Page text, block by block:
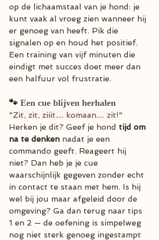
op de lichaamstaal van je hond: je
kunt vaak al vroeg zien wanneer hij
er genoeg van heeft. Pik die
signalen op en houd het positief.
Een training van vijf minuten die
eindigt met succes doet meer dan
een halfuur vol frustratie.
🐾 Een cue blijven herhalen
"Zit, zit, ziiit… komaan… zit!"
Herken je dit? Geef je hond tijd om
na te denken nadat je een
commando geeft. Reageert hij
niet? Dan heb je je cue
waarschijnlijk gegeven zonder echt
in contact te staan met hem. Is hij
wel bij jou maar afgeleid door de
omgeving? Ga dan terug naar tips
1 en 2 — de oefening is simpelweg
nog niet sterk genoeg ingestampt